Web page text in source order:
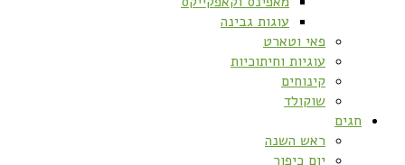
עוגות גבינה
פאי וטארט
עוגיות וחיתוכיות
קינוחים
שוקולד
חגים
ראש השנה
יום כיפור